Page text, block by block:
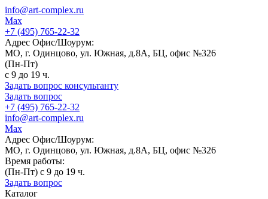
info@art-complex.ru
Max
+7 (495) 765-22-32
Адрес Офис/Шоурум:
МО, г. Одинцово, ул. Южная, д.8А, БЦ, офис №326
(Пн-Пт)
с 9 до 19 ч.
Задать вопрос консультанту
Задать вопрос
+7 (495) 765-22-32
info@art-complex.ru
Max
Адрес Офис/Шоурум:
МО, г. Одинцово, ул. Южная, д.8А, БЦ, офис №326
Время работы:
(Пн-Пт) с 9 до 19 ч.
Задать вопрос
Каталог